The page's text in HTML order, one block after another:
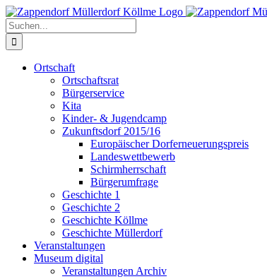
Zum
Inhalt
springen
Suche
nach:
Ortschaft
Ortschaftsrat
Bürgerservice
Kita
Kinder- & Jugendcamp
Zukunftsdorf 2015/16
Europäischer Dorferneuerungspreis
Landeswettbewerb
Schirmherrschaft
Bürgerumfrage
Geschichte 1
Geschichte 2
Geschichte Köllme
Geschichte Müllerdorf
Veranstaltungen
Museum digital
Veranstaltungen Archiv